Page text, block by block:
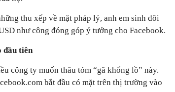
thu xếp về mặt pháp lý, anh em sinh đôi
như công đóng góp ý tưởng cho Facebook.
đầu tiên
công ty muốn thâu tóm “gã khổng lồ” này.
bắt đầu có mặt trên thị trường vào